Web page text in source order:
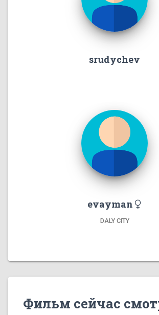
srudychev
evayman
DALY CITY
Фильм сейчас